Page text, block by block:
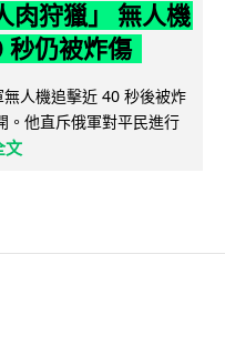
肉狩獵」 無人機
秒仍被炸傷
人機追擊近 40 秒後被炸
。他直斥俄軍對平民進行
文